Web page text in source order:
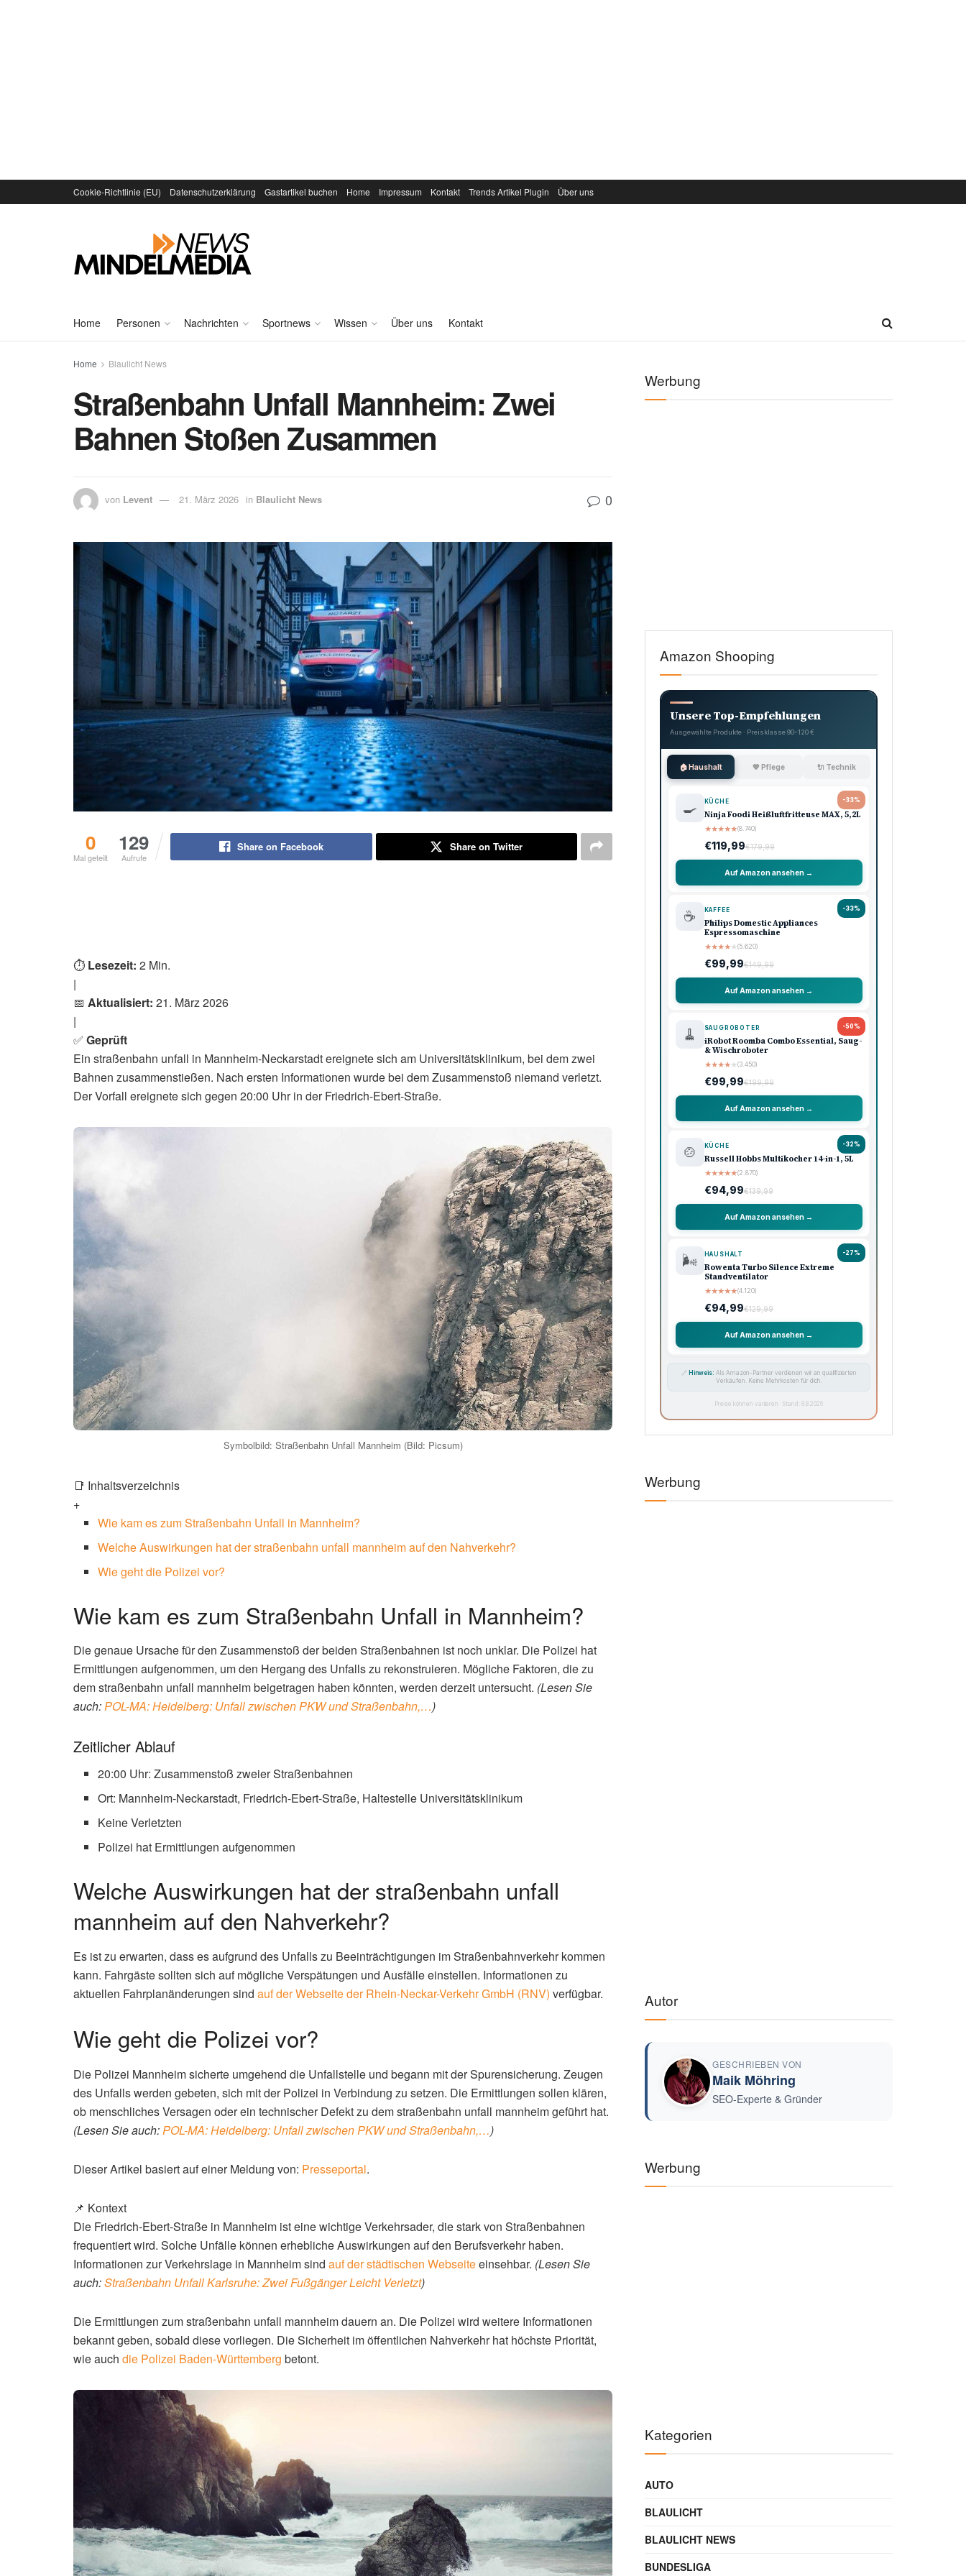
Cookie-Richtlinie (EU) Datenschutzerklärung Gastartikel buchen Home Impressum Kontakt Trends Artikel Plugin Über uns
Home Personen Nachrichten Sportnews Wissen Über uns Kontakt
Home Blaulicht News
Straßenbahn Unfall Mannheim: Zwei
Bahnen Stoßen Zusammen
von Levent 21. März 2026 in Blaulicht News 0
0
Mal geteilt
129
Aufrufe
Share on Facebook Share on Twitter
⏱️ Lesezeit: 2 Min.
|
📅 Aktualisiert: 21. März 2026
|
✅ Geprüft
Ein straßenbahn unfall in Mannheim-Neckarstadt ereignete sich am Universitätsklinikum, bei dem zwei
Bahnen zusammenstießen. Nach ersten Informationen wurde bei dem Zusammenstoß niemand verletzt.
Der Vorfall ereignete sich gegen 20:00 Uhr in der Friedrich-Ebert-Straße.
Symbolbild: Straßenbahn Unfall Mannheim (Bild: Picsum)
📑 Inhaltsverzeichnis
+
Wie kam es zum Straßenbahn Unfall in Mannheim?
Welche Auswirkungen hat der straßenbahn unfall mannheim auf den Nahverkehr?
Wie geht die Polizei vor?
Wie kam es zum Straßenbahn Unfall in Mannheim?
Die genaue Ursache für den Zusammenstoß der beiden Straßenbahnen ist noch unklar. Die Polizei hat
Ermittlungen aufgenommen, um den Hergang des Unfalls zu rekonstruieren. Mögliche Faktoren, die zu
dem straßenbahn unfall mannheim beigetragen haben könnten, werden derzeit untersucht. (Lesen Sie
auch:POL-MA: Heidelberg: Unfall zwischen PKW und Straßenbahn,…)
Zeitlicher Ablauf
20:00 Uhr: Zusammenstoß zweier Straßenbahnen
Ort: Mannheim-Neckarstadt, Friedrich-Ebert-Straße, Haltestelle Universitätsklinikum
Keine Verletzten
Polizei hat Ermittlungen aufgenommen
Welche Auswirkungen hat der straßenbahn unfall
mannheim auf den Nahverkehr?
Es ist zu erwarten, dass es aufgrund des Unfalls zu Beeinträchtigungen im Straßenbahnverkehr kommen
kann. Fahrgäste sollten sich auf mögliche Verspätungen und Ausfälle einstellen. Informationen zu
aktuellen Fahrplanänderungen sind auf der Webseite der Rhein-Neckar-Verkehr GmbH (RNV) verfügbar.
Wie geht die Polizei vor?
Die Polizei Mannheim sicherte umgehend die Unfallstelle und begann mit der Spurensicherung. Zeugen
des Unfalls werden gebeten, sich mit der Polizei in Verbindung zu setzen. Die Ermittlungen sollen klären,
ob menschliches Versagen oder ein technischer Defekt zu dem straßenbahn unfall mannheim geführt hat.
(Lesen Sie auch: POL-MA: Heidelberg: Unfall zwischen PKW und Straßenbahn,…)
Dieser Artikel basiert auf einer Meldung von: Presseportal.
📌 Kontext
Die Friedrich-Ebert-Straße in Mannheim ist eine wichtige Verkehrsader, die stark von Straßenbahnen
frequentiert wird. Solche Unfälle können erhebliche Auswirkungen auf den Berufsverkehr haben.
Informationen zur Verkehrslage in Mannheim sind auf der städtischen Webseiteeinsehbar. (Lesen Sie
auch:Straßenbahn Unfall Karlsruhe: Zwei Fußgänger Leicht Verletzt)
Die Ermittlungen zum straßenbahn unfall mannheim dauern an. Die Polizei wird weitere Informationen
bekannt geben, sobald diese vorliegen. Die Sicherheit im öffentlichen Nahverkehr hat höchste Priorität,
wie auch die Polizei Baden-Württemberg betont.
Werbung
Amazon Shooping
Unsere Top-Empfehlungen
Ausgewählte Produkte · Preisklasse 90–120 €
🏠 Haushalt 💖 Pflege 🔌 Technik
-33%
🍳 KÜCHE
Ninja Foodi Heißluftfritteuse MAX, 5,2L
★★★★★(8.740)
€119,99€179,99
Auf Amazon ansehen →
-33%
☕ KAFFEE
Philips Domestic Appliances
Espressomaschine
★★★★★(5.620)
€99,99€149,99
Auf Amazon ansehen →
-50%
🧹 SAUGROBOTER
iRobot Roomba Combo Essential, Saug-
& Wischroboter
★★★★★(3.450)
€99,99€199,99
Auf Amazon ansehen →
-32%
🍲 KÜCHE
Russell Hobbs Multikocher 14-in-1, 5L
★★★★★(2.870)
€94,99€139,99
Auf Amazon ansehen →
-27%
🌬️ HAUSHALT
Rowenta Turbo Silence Extreme
Standventilator
★★★★★(4.120)
€94,99€129,99
Auf Amazon ansehen →
🔗 Hinweis: Als Amazon-Partner verdienen wir an qualifizierten
Verkäufen. Keine Mehrkosten für dich.
Preise können variieren · Stand: 8.8.2026
Werbung
Autor
GESCHRIEBEN VON
Maik Möhring
SEO-Experte & Gründer
Werbung
Kategorien
AUTO
BLAULICHT
BLAULICHT NEWS
BUNDESLIGA